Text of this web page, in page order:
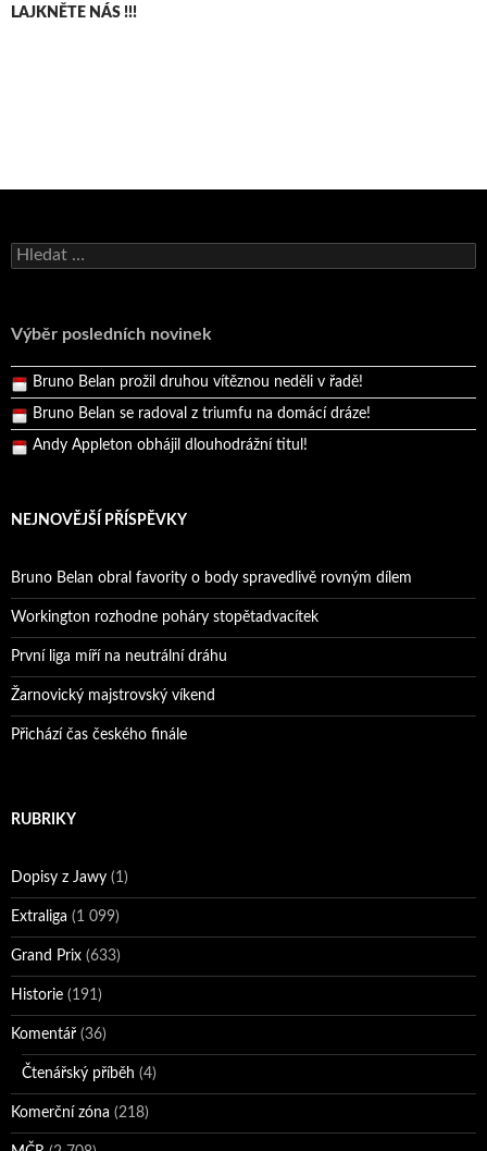
LAJKNĚTE NÁS !!!
Vyhledávání
Výběr posledních novinek
Bruno Belan se radoval z triumfu na domácí dráze!
Pražský přebor neskrblil překvapeními!
Bruno Belan prožil druhou vítěznou neděli v řadě!
Bruno Belan se radoval z triumfu na domácí dráze!
Andy Appleton obhájil dlouhodrážní titul!
NEJNOVĚJŠÍ PŘÍSPĚVKY
Bruno Belan obral favority o body spravedlivě rovným dílem
Workington rozhodne poháry stopětadvacítek
První liga míří na neutrální dráhu
Žarnovický majstrovský víkend
Přichází čas českého finále
RUBRIKY
Dopisy z Jawy (1)
Extraliga (1 099)
Grand Prix (633)
Historie (191)
Komentář (36)
Čtenářský příběh (4)
Komerční zóna (218)